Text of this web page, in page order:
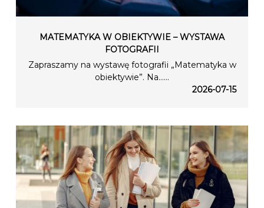
MATEMATYKA W OBIEKTYWIE – WYSTAWA
FOTOGRAFII
Zapraszamy na wystawę fotografii „Matematyka w
obiektywie”. Na…...
2026-07-15